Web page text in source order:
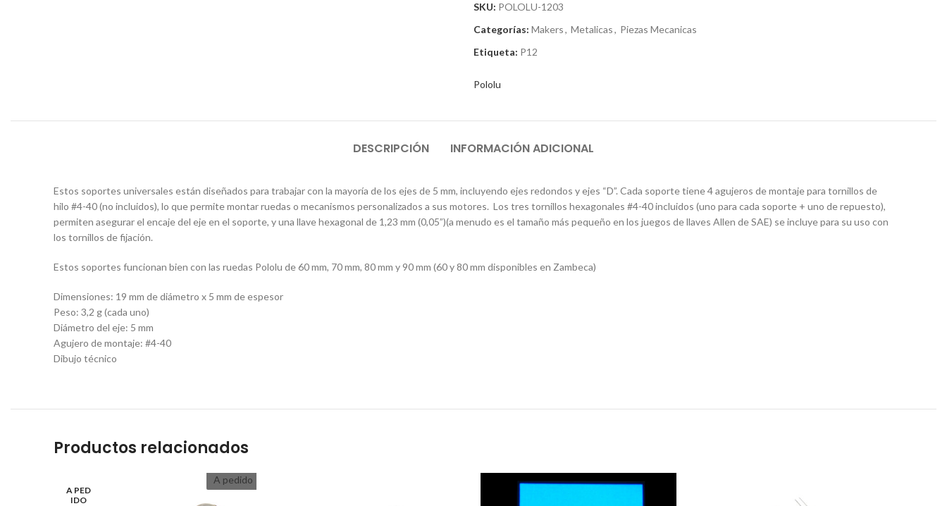
SKU: POLOLU-1203
Categorías: Makers, Metalicas, Piezas Mecanicas
Etiqueta: P12
Pololu
DESCRIPCIÓN INFORMACIÓN ADICIONAL
Estos soportes universales están diseñados para trabajar con la mayoría de los ejes de 5 mm, incluyendo ejes redondos y ejes “D”. Cada soporte tiene 4 agujeros de montaje para tornillos de
hilo #4-40 (no incluidos), lo que permite montar ruedas o mecanismos personalizados a sus motores. Los tres tornillos hexagonales #4-40 incluidos (uno para cada soporte + uno de repuesto),
permiten asegurar el encaje del eje en el soporte, y una llave hexagonal de 1,23 mm (0,05”)(a menudo es el tamaño más pequeño en los juegos de llaves Allen de SAE) se incluye para su uso con
los tornillos de fijación.
Estos soportes funcionan bien con las ruedas Pololu de 60 mm, 70 mm, 80 mm y 90 mm ​​(60 y 80 mm disponibles en Zambeca)
Dimensiones: 19 mm de diámetro x 5 mm de espesor
Peso: 3,2 g (cada uno)
Diámetro del eje: 5 mm
Agujero de montaje: #4-40
Dibujo técnico
Productos relacionados
A PED
IDO
A pedido